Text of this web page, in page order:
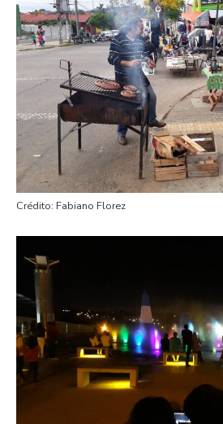
Crédito: Fabiano Florez